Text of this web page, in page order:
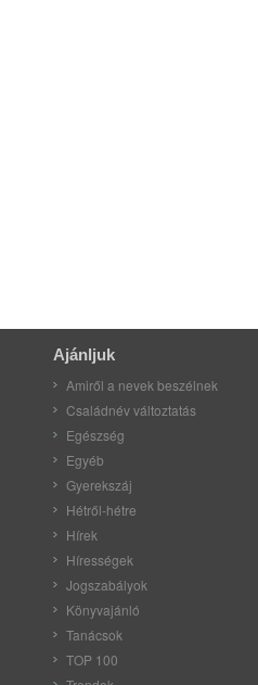
Ajánljuk
Amiről a nevek beszélnek
Családnév változtatás
Egészség
Egyéb
Gyerekszáj
Hétről-hétre
Hírek
Hírességek
Jogszabályok
Könyvajánló
Tanácsok
TOP 100